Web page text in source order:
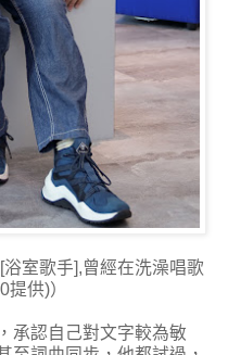
浴室歌手],曾經在洗澡唱歌
供)）
承認自己對文字較為敏